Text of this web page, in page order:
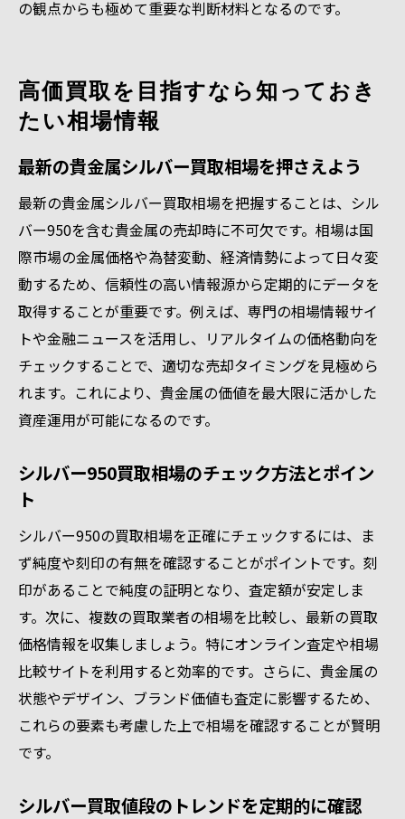
の観点からも極めて重要な判断材料となるのです。
高価買取を目指すなら知っておき
たい相場情報
最新の貴金属シルバー買取相場を押さえよう
最新の貴金属シルバー買取相場を把握することは、シル
バー950を含む貴金属の売却時に不可欠です。相場は国
際市場の金属価格や為替変動、経済情勢によって日々変
動するため、信頼性の高い情報源から定期的にデータを
取得することが重要です。例えば、専門の相場情報サイ
トや金融ニュースを活用し、リアルタイムの価格動向を
チェックすることで、適切な売却タイミングを見極めら
れます。これにより、貴金属の価値を最大限に活かした
資産運用が可能になるのです。
シルバー950買取相場のチェック方法とポイン
ト
シルバー950の買取相場を正確にチェックするには、ま
ず純度や刻印の有無を確認することがポイントです。刻
印があることで純度の証明となり、査定額が安定しま
す。次に、複数の買取業者の相場を比較し、最新の買取
価格情報を収集しましょう。特にオンライン査定や相場
比較サイトを利用すると効率的です。さらに、貴金属の
状態やデザイン、ブランド価値も査定に影響するため、
これらの要素も考慮した上で相場を確認することが賢明
です。
シルバー買取値段のトレンドを定期的に確認